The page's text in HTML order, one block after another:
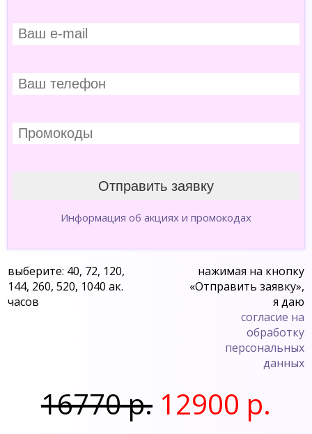
Информация об акциях и промокодах
выберите: 40, 72, 120,
144, 260, 520, 1040 ак.
часов
нажимая на кнопку
«Отправить заявку»,
я даю
согласие на
обработку
персональных
данных
16770 р. 12900 р.